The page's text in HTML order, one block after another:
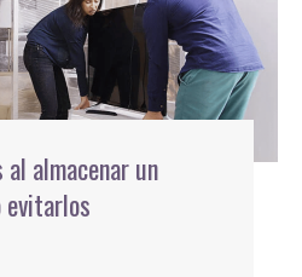
al almacenar un
evitarlos